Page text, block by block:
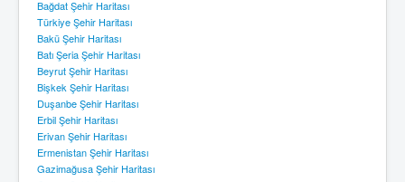
Bağdat Şehir Haritası
Türkiye Şehir Haritası
Bakü Şehir Haritası
Batı Şeria Şehir Haritası
Beyrut Şehir Haritası
Bişkek Şehir Haritası
Duşanbe Şehir Haritası
Erbil Şehir Haritası
Erivan Şehir Haritası
Ermenistan Şehir Haritası
Gazimağusa Şehir Haritası